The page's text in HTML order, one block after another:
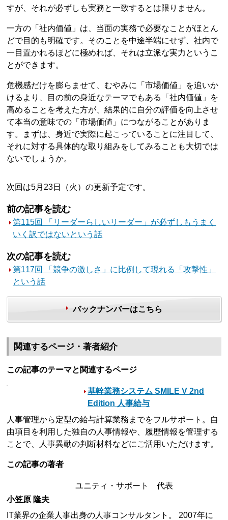
すが、それが必ずしも実務と一致するとは限りません。
一方の「社内価値」は、当面の実務で必要なことがほとん
どで目的も明確です。そのことを中途半端にせず、社内で
一目置かれるほどに極めれば、それは立派な実力というこ
とができます。
危機感だけを膨らませて、むやみに「市場価値」を追いか
けるより、目の前の身近なテーマでもある「社内価値」を
高めることを考えた方が、結果的に自分の評価を向上させ
て本当の意味での「市場価値」につながることがありま
す。まずは、身近で実際に起こっていることに注目して、
それに対する具体的な取り組みをしてみることも大切では
ないでしょうか。
次回は5月23日（火）の更新予定です。
前の記事を読む
第115回 「リーダーらしいリーダー」が必ずしもうまく
いく訳ではないという話
次の記事を読む
第117回 「競争の激しさ」に比例して現れる「攻撃性」
という話
バックナンバーはこちら
関連するページ・著者紹介
この記事のテーマと関連するページ
基幹業務システム SMILE V 2nd
Edition 人事給与
人事管理から定型の給与計算業務までをフルサポート。自
由項目を利用した独自の人事情報や、履歴情報を管理する
ことで、人事異動の判断材料などにご活用いただけます。
この記事の著者
ユニティ・サポート 代表
小笠原 隆夫
IT業界の企業人事出身の人事コンサルタント。 2007年に